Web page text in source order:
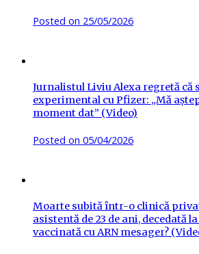
Posted on 25/05/2026
Jurnalistul Liviu Alexa regretă că
experimental cu Pfizer: „Mă
moment dat” (Video)
Posted on 05/04/2026
Moarte subită într-o clinică
asistentă de 23 de ani, decedată
vaccinată cu ARN mesager?